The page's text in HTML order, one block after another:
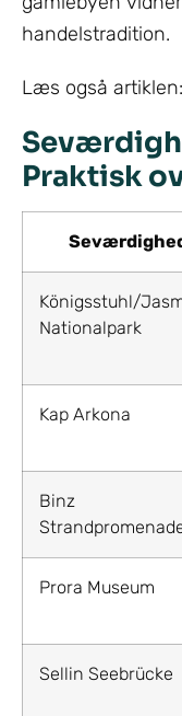
handelstradition.
Læs også artiklen:
Praktisk
Königsstuhl/
Nationalpark
Kap Arkona
Binz
Prora Museum
Sellin Seebrücke